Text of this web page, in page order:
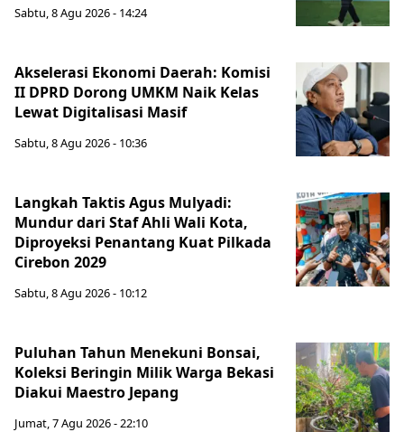
Sabtu, 8 Agu 2026 - 14:24
Akselerasi Ekonomi Daerah: Komisi
II DPRD Dorong UMKM Naik Kelas
Lewat Digitalisasi Masif
Sabtu, 8 Agu 2026 - 10:36
Langkah Taktis Agus Mulyadi:
Mundur dari Staf Ahli Wali Kota,
Diproyeksi Penantang Kuat Pilkada
Cirebon 2029
Sabtu, 8 Agu 2026 - 10:12
Puluhan Tahun Menekuni Bonsai,
Koleksi Beringin Milik Warga Bekasi
Diakui Maestro Jepang
Jumat, 7 Agu 2026 - 22:10